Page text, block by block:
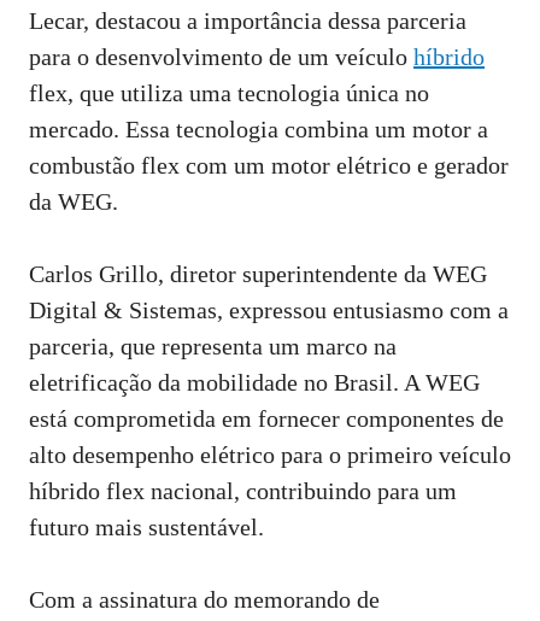
Lecar, destacou a importância dessa parceria
para o desenvolvimento de um veículo híbrido
flex, que utiliza uma tecnologia única no
mercado. Essa tecnologia combina um motor a
combustão flex com um motor elétrico e gerador
da WEG.
Carlos Grillo, diretor superintendente da WEG
Digital & Sistemas, expressou entusiasmo com a
parceria, que representa um marco na
eletrificação da mobilidade no Brasil. A WEG
está comprometida em fornecer componentes de
alto desempenho elétrico para o primeiro veículo
híbrido flex nacional, contribuindo para um
futuro mais sustentável.
Com a assinatura do memorando de